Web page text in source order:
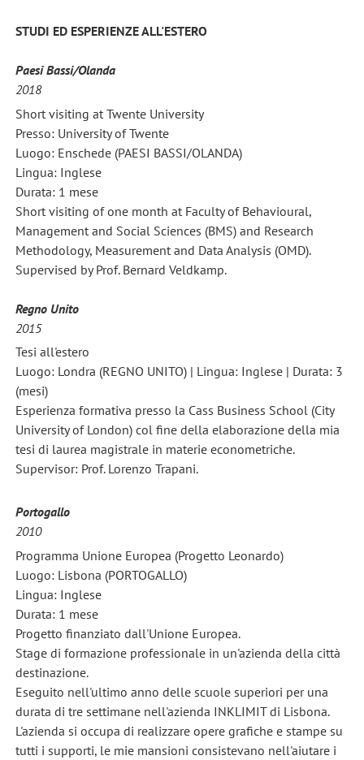
STUDI ED ESPERIENZE ALL'ESTERO
Paesi Bassi/Olanda
2018
Short visiting at Twente University
Presso: University of Twente
Luogo: Enschede (PAESI BASSI/OLANDA)
Lingua: Inglese
Durata: 1 mese
Short visiting of one month at Faculty of Behavioural,
Management and Social Sciences (BMS) and Research
Methodology, Measurement and Data Analysis (OMD).
Supervised by Prof. Bernard Veldkamp.
Regno Unito
2015
Tesi all'estero
Luogo: Londra (REGNO UNITO) | Lingua: Inglese | Durata: 3
(mesi)
Esperienza formativa presso la Cass Business School (City
University of London) col fine della elaborazione della mia
tesi di laurea magistrale in materie econometriche.
Supervisor: Prof. Lorenzo Trapani.
Portogallo
2010
Programma Unione Europea (Progetto Leonardo)
Luogo: Lisbona (PORTOGALLO)
Lingua: Inglese
Durata: 1 mese
Progetto finanziato dall'Unione Europea.
Stage di formazione professionale in un'azienda della città
destinazione.
Eseguito nell'ultimo anno delle scuole superiori per una
durata di tre settimane nell'azienda INKLIMIT di Lisbona.
L'azienda si occupa di realizzare opere grafiche e stampe su
tutti i supporti, le mie mansioni consistevano nell'aiutare i